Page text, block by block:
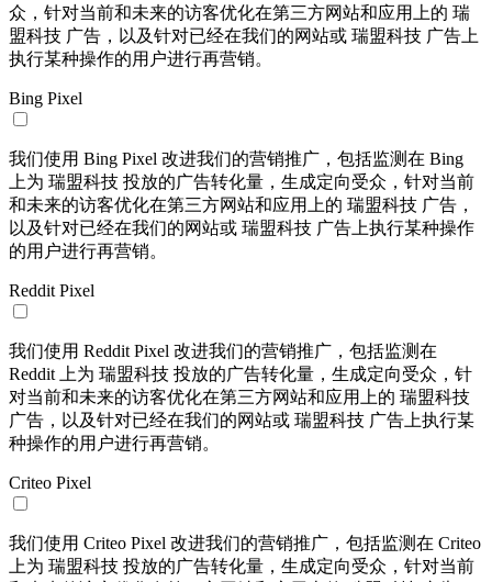
众，针对当前和未来的访客优化在第三方网站和应用上的 瑞
盟科技 广告，以及针对已经在我们的网站或 瑞盟科技 广告上
执行某种操作的用户进行再营销。
Bing Pixel
我们使用 Bing Pixel 改进我们的营销推广，包括监测在 Bing
上为 瑞盟科技 投放的广告转化量，生成定向受众，针对当前
和未来的访客优化在第三方网站和应用上的 瑞盟科技 广告，
以及针对已经在我们的网站或 瑞盟科技 广告上执行某种操作
的用户进行再营销。
Reddit Pixel
我们使用 Reddit Pixel 改进我们的营销推广，包括监测在
Reddit 上为 瑞盟科技 投放的广告转化量，生成定向受众，针
对当前和未来的访客优化在第三方网站和应用上的 瑞盟科技
广告，以及针对已经在我们的网站或 瑞盟科技 广告上执行某
种操作的用户进行再营销。
Criteo Pixel
我们使用 Criteo Pixel 改进我们的营销推广，包括监测在 Criteo
上为 瑞盟科技 投放的广告转化量，生成定向受众，针对当前